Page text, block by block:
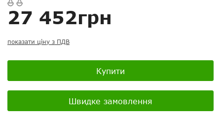
27 452грн
показати ціну з ПДВ
Купити
Швидке замовлення
Ваш E-mail
Недоліки:
Електронна пошта